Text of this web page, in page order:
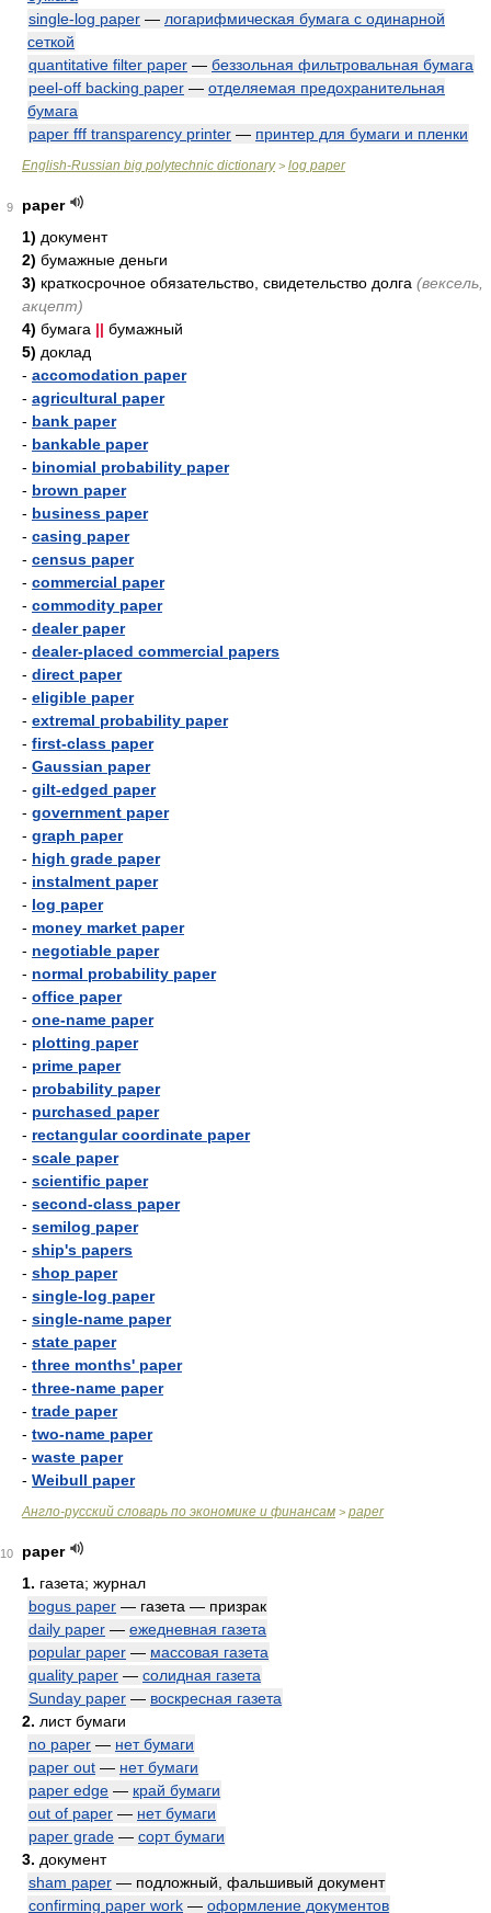
single-log paper — логарифмическая бумага с одинарной
сеткой
quantitative filter paper — беззольная фильтровальная бумага
peel-off backing paper — отделяемая предохранительная
бумага
paper fff transparency printer — принтер для бумаги и пленки
English-Russian big polytechnic dictionary> log paper
9
paper
1) документ
2) бумажные деньги
3) краткосрочное обязательство, свидетельство долга (вексель,
акцепт)
4) бумага || бумажный
5) доклад
- accomodation paper
- agricultural paper
- bank paper
- bankable paper
- binomial probability paper
- brown paper
- business paper
- casing paper
- census paper
- commercial paper
- commodity paper
- dealer paper
- dealer-placed commercial papers
- direct paper
- eligible paper
- extremal probability paper
- first-class paper
- Gaussian paper
- gilt-edged paper
- government paper
- graph paper
- high grade paper
- instalment paper
- log paper
- money market paper
- negotiable paper
- normal probability paper
- office paper
- one-name paper
- plotting paper
- prime paper
- probability paper
- purchased paper
- rectangular coordinate paper
- scale paper
- scientific paper
- second-class paper
- semilog paper
- ship's papers
- shop paper
- single-log paper
- single-name paper
- state paper
- three months' paper
- three-name paper
- trade paper
- two-name paper
- waste paper
- Weibull paper
Англо-русский словарь по экономике и финансам > paper
10
paper
1. газета; журнал
bogus paper — газета — призрак
daily paper — ежедневная газета
popular paper — массовая газета
quality paper — солидная газета
Sunday paper — воскресная газета
2. лист бумаги
no paper — нет бумаги
paper out — нет бумаги
paper edge — край бумаги
out of paper — нет бумаги
paper grade — сорт бумаги
3. документ
sham paper — подложный, фальшивый документ
confirming paper work — оформление документов